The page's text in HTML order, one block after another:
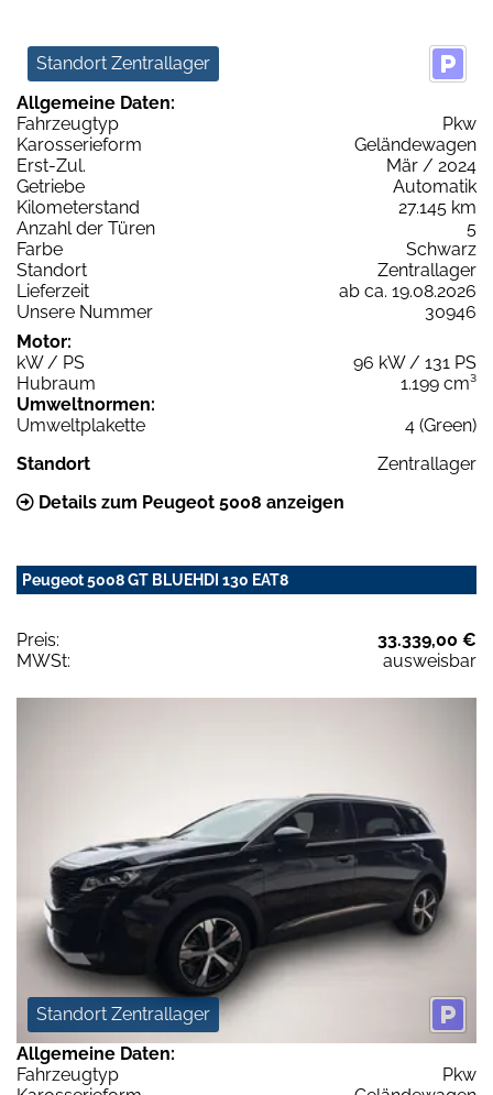
Standort Zentrallager
Allgemeine Daten:
Fahrzeugtyp
Pkw
Karosserieform
Geländewagen
Erst-Zul.
Mär / 2024
Getriebe
Automatik
Kilometerstand
27.145 km
Anzahl der Türen
5
Farbe
Schwarz
Standort
Zentrallager
Lieferzeit
ab ca. 19.08.2026
Unsere Nummer
30946
Motor:
kW / PS
96 kW / 131 PS
Hubraum
1.199 cm³
Umweltnormen:
Umweltplakette
4 (Green)
Standort
Zentrallager
Details zum Peugeot 5008 anzeigen
Peugeot 5008 GT BLUEHDI 130 EAT8
Preis:
33.339,00 €
MWSt:
ausweisbar
Standort Zentrallager
Allgemeine Daten:
Fahrzeugtyp
Pkw